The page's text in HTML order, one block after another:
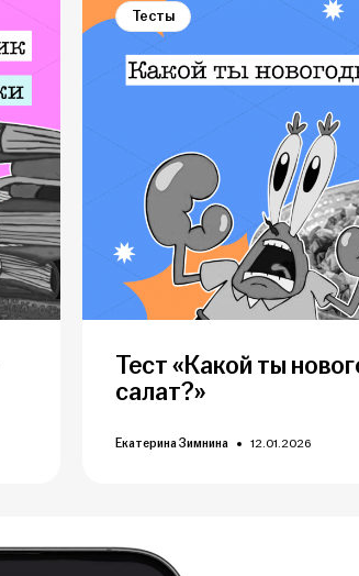
Тесты
Тест «Какой ты
салат?»
Екатерина Зимнина 12.01.2026